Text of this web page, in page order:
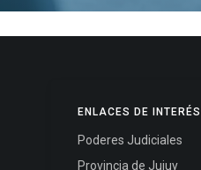
ENLACES DE INTERÉS
Poderes Judiciales
Provincia de Jujuy